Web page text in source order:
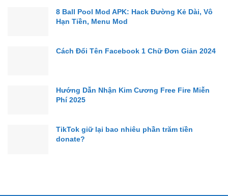
8 Ball Pool Mod APK: Hack Đường Kẻ Dài, Vô
Hạn Tiền, Menu Mod
Cách Đổi Tên Facebook 1 Chữ Đơn Giản 2024
Hướng Dẫn Nhận Kim Cương Free Fire Miễn
Phí 2025
TikTok giữ lại bao nhiêu phần trăm tiền
donate?